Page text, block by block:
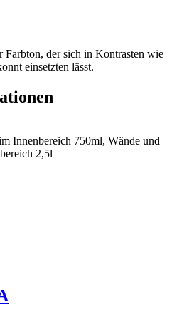
Farbton, der sich in Kontrasten wie
einsetzten lässt.
Innenbereich 750ml, Wände und
2,5l